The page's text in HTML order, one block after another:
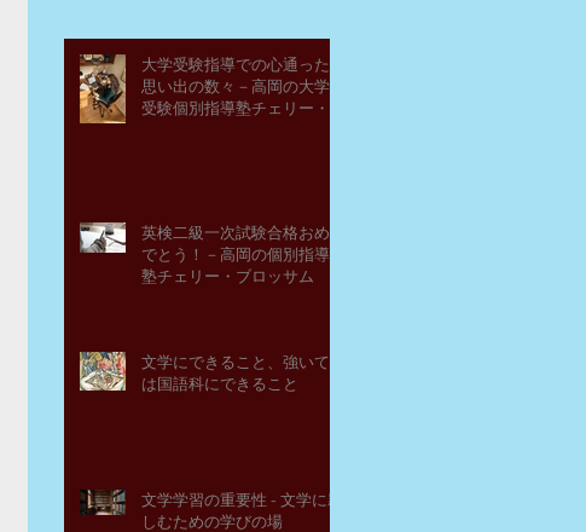
大学受験指導での心通った
思い出の数々－高岡の大学
受験個別指導塾チェリー・
英検二級一次試験合格おめ
でとう！－高岡の個別指導
塾チェリー・ブロッサム
文学にできること、強いて
は国語科にできること
文学学習の重要性 - 文学に親
しむための学びの場